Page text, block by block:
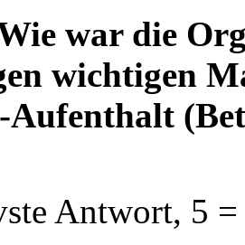
war die
wichtigen
Aufenthalt
Antwort, 5